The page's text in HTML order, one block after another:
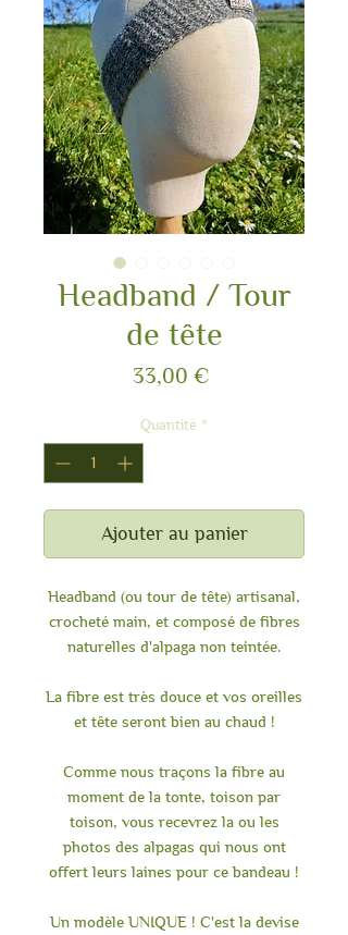
Headband / Tour
de tête
33,00 €
Quantité *
Ajouter au panier
Headband (ou tour de tête) artisanal,
crocheté main, et composé de fibres
naturelles d'alpaga non teintée.
La fibre est très douce et vos oreilles
et tête seront bien au chaud !
Comme nous traçons la fibre au
moment de la tonte, toison par
toison, vous recevrez la ou les
photos des alpagas qui nous ont
offert leurs laines pour ce bandeau !
Un modèle UNIQUE ! C'est la devise